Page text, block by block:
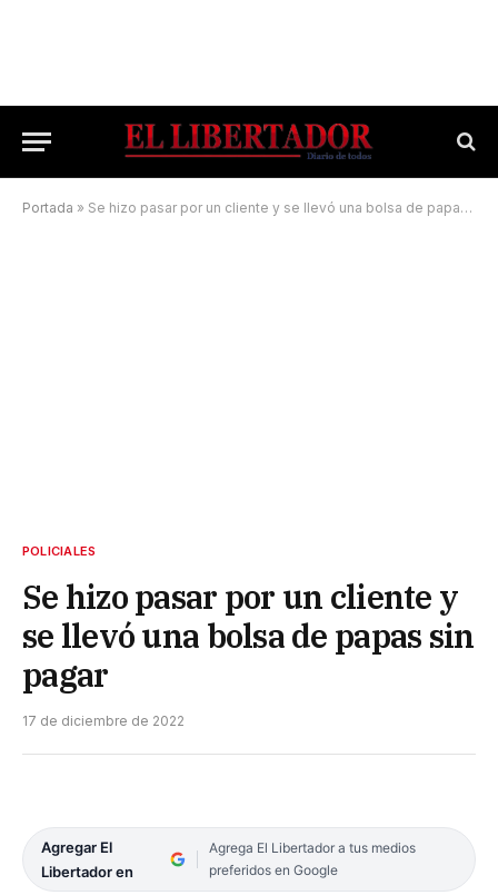
Portada » Se hizo pasar por un cliente y se llevó una bolsa de papas sin pagar
POLICIALES
Se hizo pasar por un cliente y
se llevó una bolsa de papas sin
pagar
17 de diciembre de 2022
Agregar El
Libertador en
Agrega El Libertador a tus medios
preferidos en Google